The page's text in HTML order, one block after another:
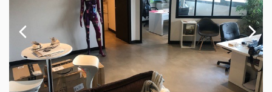
Notre Agence
Contact